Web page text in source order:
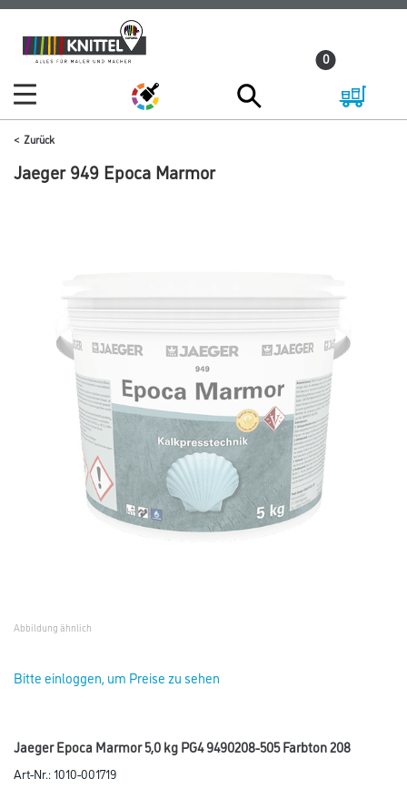
Zum
Inhalt
Zum
Navigationsmenü
0
Zurück
Jaeger 949 Epoca Marmor
Abbildung ähnlich
Bitte einloggen, um Preise zu sehen
Jaeger Epoca Marmor 5,0 kg PG4 9490208-505 Farbton 208
Art-Nr.:1010-001719